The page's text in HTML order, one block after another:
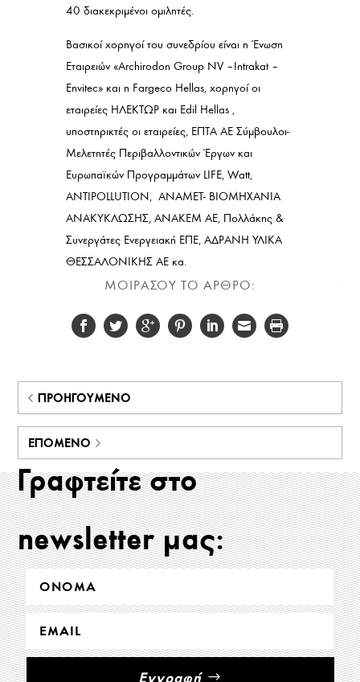
40 διακεκριμένοι ομιλητές.
Βασικοί χορηγοί του συνεδρίου είναι η Ένωση
Εταιρειών «Archirodon Group NV – Intrakat –
Envitec» και η Fargeco Ηellas, χορηγoί οι
εταιρείες ΗΛΕΚΤΩΡ και Εdil Hellas ,
υποστηρικτές οι εταιρείες, ΕΠΤΑ AE Σύμβουλοι-
Μελετητές Περιβαλλοντικών Έργων και
Ευρωπαϊκών Προγραμμάτων LIFE, Watt,
ΑNTIPOLLUTION, ANAMEΤ- ΒΙΟΜΗΧΑΝΙΑ
ΑΝΑΚΥΚΛΩΣΗΣ, ΑΝΑΚΕΜ ΑΕ, Πολλάκης &
Συνεργάτες Ενεργειακή ΕΠΕ, ΑΔΡΑΝΗ ΥΛΙΚΑ
ΘΕΣΣΑΛΟΝΙΚΗΣ ΑΕ κα.
ΜΟΙΡΑΣΟΥ ΤΟ ΑΡΘΡΟ:
ΠΡΟΗΓΟΎΜΕΝΟ
ΕΠΌΜΕΝΟ
Γραφτείτε στο
newsletter μας:
Εγγραφή